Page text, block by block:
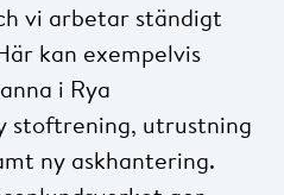
vi arbetar ständigt
kan exempelvis
i Rya
stoftrening, utrustning
ny askhantering.